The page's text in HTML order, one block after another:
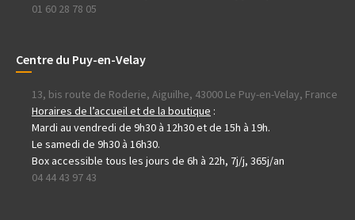
01 60 28 78 05
Centre du Puy-en-Velay
13, bis route de Roderie, Aiguilhe, 43000 Le Puy-en-Velay, France
Horaires de l’accueil et de la boutique :
Mardi au vendredi de 9h30 à 12h30 et de 15h à 19h.
Le samedi de 9h30 à 16h30.
Box accessible tous les jours de 6h à 22h, 7j/j, 365j/an
04 44 43 97 43